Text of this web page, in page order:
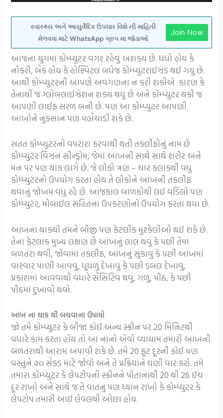
સ્વાસ્થ્ય અને આયુર્વેદિક ઉપચાર વિશે ની માહિતી
મેળવવા માટે WhatsApp ગ્રુપ મા જોડાઓ
Join Now
આજનાં યુગમાં કોમ્પ્યુટર વગર રહેવું અશકય છે. ધંધો હોય કે
નોકરી, બેંક હોય કે હોસ્પિટલ બધેજ કોમ્પ્યુટરાઈઝડ થઈ ગયું છે.
આથી કોમ્પ્યુટરની આપણે અવગણના ન કરી શકીએ કારણ કે
તેનાથી જ ગ્લોબલાઈઝેશન શકય થયું છે અને કોમ્પ્યુટર થકી જ
આપણી લાઈફ સરળ બની છે. પણ આ કોમ્પ્યુટર આપણી
આંખોને નુકસાન પણ પહોંચાડી શકે છે.
સતત કોમ્પ્યુટરનો વપરાશ કરવાથી થતી તકલીફોનું નામ છે
કોમ્પ્યુટર વિઝન સીન્ડ્રોમ, જેમાં આંખની સાથે સાથે શરીર અને
મન પર પણ થાક લાગે છે. જે લોકો ત્રણ – ચાર કલાકથી વધુ
કોમ્પ્યુટરનો ઉપયોગ કરતા હોય તે લોકોને આંખની તકલીફ
થવાનું જોખમ વધુ રહે છે. આજકાલ બાળકોથી લઈ વડિલો પણ
કોમ્પ્યુટર, મોબાઈલ સહિતના ઉપકરણોનો ઉપયોગ કરતા થયા છે.
આંખના થાકથી તમને બીજી પણ કેટલીક મુશ્કેલીઓ થઈ શકે છે.
તેના કેટલાક મુખ્ય લક્ષણ છે આંખનું લાલ થવું કે પછી તેમાં
બળતરા થવી, જોવામાં તકલીફ, આંખનું સુકાવુ કે પછી આંખમાં
વારંવાર પાણી આવવું, ધૂધળું દેખાવું કે પછી ડબલ દેખાવું,
પ્રકાશમાં આવવાથી વધારે સેંસિટિવ થવું, ગળું, પીઠ, કે પછી
પીઠમાં દુખાવો થવો.
આંખ ના થાક થી બચવાના ઉપાયો
જો તમે કોમ્પ્યુટર કે બીજા કોઈ અન્ય સ્ક્રીન પર 20 મિનિટથી
વધારે કામ કરતા હોય તો આ નાનો એવો વ્યાયામ તમારી આંખની
બળતરાથી આરામ અપાવી શકે છે. તમે 20 ફૂટ દૂરની કોઈ પણ
વસ્તુને ૨૦ સેંકડ માટે જોવો અને તે પ્રક્રિયાને ઘણી વાર કરો. તમે
તમારા કોમ્પ્યુટર કે લેપટોપની સ્ક્રીનને પોતાનાથી 20 થી 26 ઈંચ
દૂર રાખો અને સાથે જ તે વાતનું પણ ધ્યાન રાખો કે કોમ્પ્યુટર કે
લેપટોપ તમારી આઈ લેવલથી ઓછા હોય.